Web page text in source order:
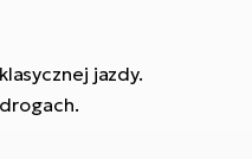
jazdy.